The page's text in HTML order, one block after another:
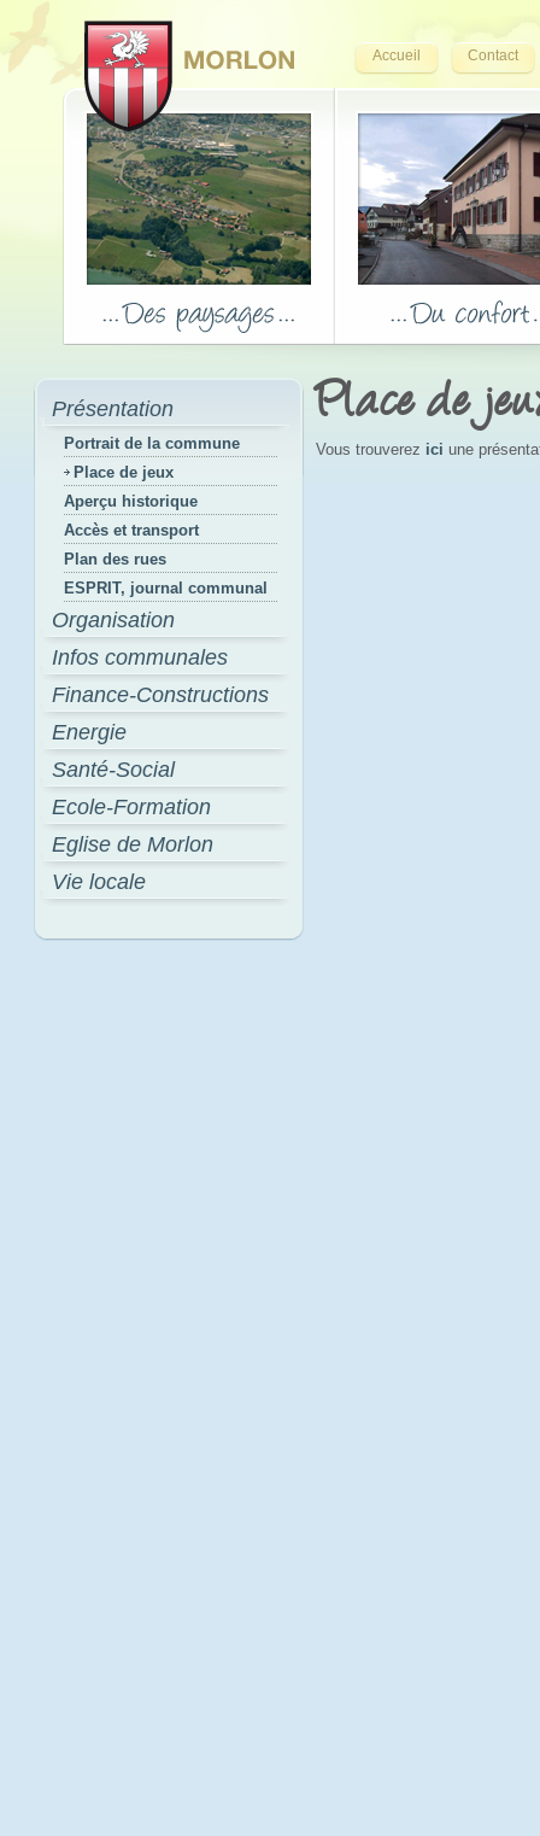
Accueil Contact
Présentation
Portrait de la commune
Place de jeux
Aperçu historique
Accès et transport
Plan des rues
ESPRIT, journal communal
Organisation
Infos communales
Finance-Constructions
Energie
Santé-Social
Ecole-Formation
Eglise de Morlon
Vie locale
Place de
Vous trouverez ici une